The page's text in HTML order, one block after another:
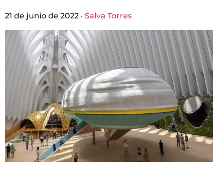
21 de junio de 2022 · Salva Torres